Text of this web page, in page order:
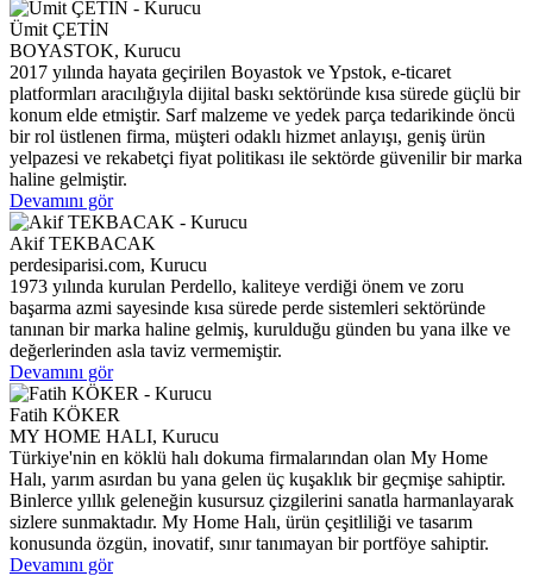
Ümit ÇETİN
BOYASTOK, Kurucu
2017 yılında hayata geçirilen Boyastok ve Ypstok, e-ticaret
platformları aracılığıyla dijital baskı sektöründe kısa sürede güçlü bir
konum elde etmiştir. Sarf malzeme ve yedek parça tedarikinde öncü
bir rol üstlenen firma, müşteri odaklı hizmet anlayışı, geniş ürün
yelpazesi ve rekabetçi fiyat politikası ile sektörde güvenilir bir marka
haline gelmiştir.
Devamını gör
Akif TEKBACAK
perdesiparisi.com, Kurucu
1973 yılında kurulan Perdello, kaliteye verdiği önem ve zoru
başarma azmi sayesinde kısa sürede perde sistemleri sektöründe
tanınan bir marka haline gelmiş, kurulduğu günden bu yana ilke ve
değerlerinden asla taviz vermemiştir.
Devamını gör
Fatih KÖKER
MY HOME HALI, Kurucu
Türkiye'nin en köklü halı dokuma firmalarından olan My Home
Halı, yarım asırdan bu yana gelen üç kuşaklık bir geçmişe sahiptir.
Binlerce yıllık geleneğin kusursuz çizgilerini sanatla harmanlayarak
sizlere sunmaktadır. My Home Halı, ürün çeşitliliği ve tasarım
konusunda özgün, inovatif, sınır tanımayan bir portföye sahiptir.
Devamını gör